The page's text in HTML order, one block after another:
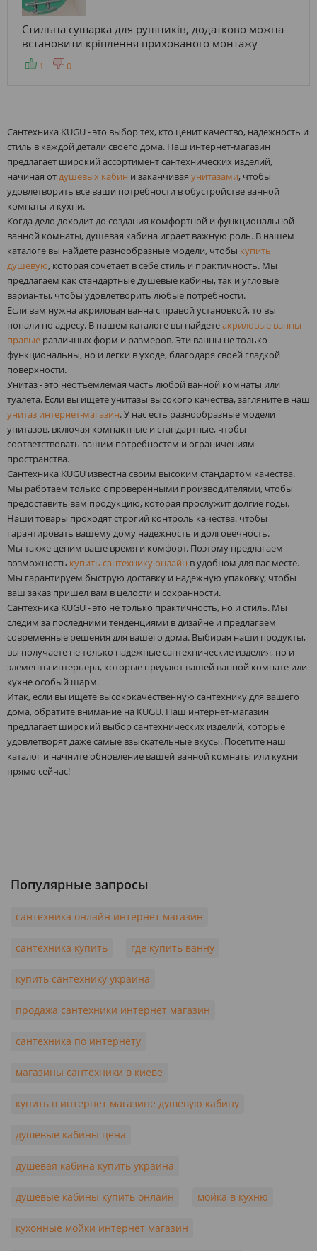
Стильна сушарка для рушників, додатково можна
встановити кріплення прихованого монтажу
1 0
Сантехника KUGU - это выбор тех, кто ценит качество, надежность и
стиль в каждой детали своего дома. Наш интернет-магазин
предлагает широкий ассортимент сантехнических изделий,
начиная отдушевых кабин и заканчивая унитазами, чтобы
удовлетворить все ваши потребности в обустройстве ванной
комнаты и кухни.
Когда дело доходит до создания комфортной и функциональной
ванной комнаты, душевая кабина играет важную роль. В нашем
каталоге вы найдете разнообразные модели, чтобы купить
душевую, которая сочетает в себе стиль и практичность. Мы
предлагаем как стандартные душевые кабины, так и угловые
варианты, чтобы удовлетворить любые потребности.
Если вам нужна акриловая ванна с правой установкой, то вы
попали по адресу. В нашем каталоге вы найдетеакриловые ванны
правые различных форм и размеров. Эти ванны не только
функциональны, но и легки в уходе, благодаря своей гладкой
поверхности.
Унитаз - это неотъемлемая часть любой ванной комнаты или
туалета. Если вы ищете унитазы высокого качества, загляните в наш
унитаз интернет-магазин. У нас есть разнообразные модели
унитазов, включая компактные и стандартные, чтобы
соответствовать вашим потребностям и ограничениям
пространства.
Сантехника KUGU известна своим высоким стандартом качества.
Мы работаем только с проверенными производителями, чтобы
предоставить вам продукцию, которая прослужит долгие годы.
Наши товары проходят строгий контроль качества, чтобы
гарантировать вашему дому надежность и долговечность.
Мы также ценим ваше время и комфорт. Поэтому предлагаем
возможность купить сантехнику онлайн в удобном для вас месте.
Мы гарантируем быструю доставку и надежную упаковку, чтобы
ваш заказ пришел вам в целости и сохранности.
Сантехника KUGU - это не только практичность, но и стиль. Мы
следим за последними тенденциями в дизайне и предлагаем
современные решения для вашего дома. Выбирая наши продукты,
вы получаете не только надежные сантехнические изделия, но и
элементы интерьера, которые придают вашей ванной комнате или
кухне особый шарм.
Итак, если вы ищете высококачественную сантехнику для вашего
дома, обратите внимание на KUGU. Наш интернет-магазин
предлагает широкий выбор сантехнических изделий, которые
удовлетворят даже самые взыскательные вкусы. Посетите наш
каталог и начните обновление вашей ванной комнаты или кухни
прямо сейчас!
Популярные запросы
сантехника онлайн интернет магазин
сантехника купить где купить ванну
купить сантехнику украина
продажа сантехники интернет магазин
сантехника по интернету
магазины сантехники в киеве
купить в интернет магазине душевую кабину
душевые кабины цена
душевая кабина купить украина
душевые кабины купить онлайн мойка в кухню
кухонные мойки интернет магазин